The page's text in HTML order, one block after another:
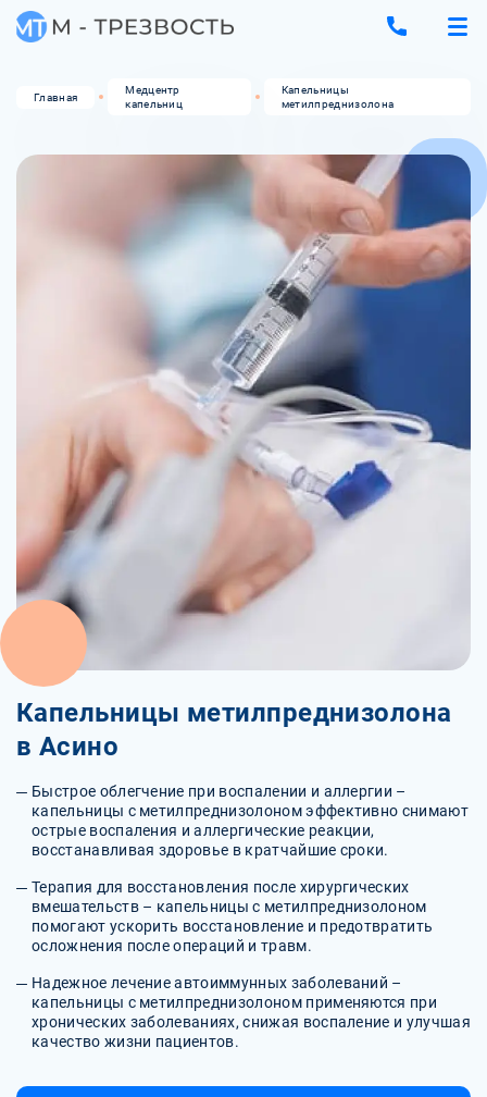
Главная
Медцентр
капельниц
Капельницы
метилпреднизолона
Капельницы метилпреднизолона
в Асино
Быстрое облегчение при воспалении и аллергии –
капельницы с метилпреднизолоном эффективно снимают
острые воспаления и аллергические реакции,
восстанавливая здоровье в кратчайшие сроки.
Терапия для восстановления после хирургических
вмешательств – капельницы с метилпреднизолоном
помогают ускорить восстановление и предотвратить
осложнения после операций и травм.
Надежное лечение автоиммунных заболеваний –
капельницы с метилпреднизолоном применяются при
хронических заболеваниях, снижая воспаление и улучшая
качество жизни пациентов.